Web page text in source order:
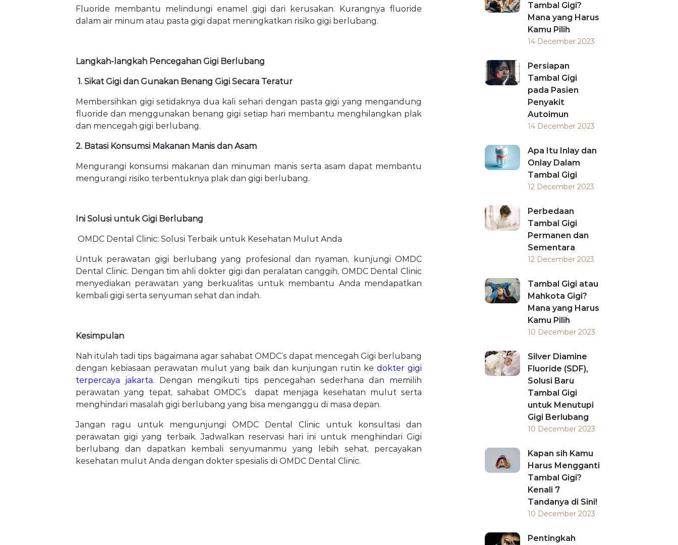
Fluoride membantu melindungi enamel gigi dari kerusakan. Kurangnya fluoride
dalam air minum atau pasta gigi dapat meningkatkan risiko gigi berlubang.
Langkah-langkah Pencegahan Gigi Berlubang
1. Sikat Gigi dan Gunakan Benang Gigi Secara Teratur
Membersihkan gigi setidaknya dua kali sehari dengan pasta gigi yang mengandung
fluoride dan menggunakan benang gigi setiap hari membantu menghilangkan plak
dan mencegah gigi berlubang.
2. Batasi Konsumsi Makanan Manis dan Asam
Mengurangi konsumsi makanan dan minuman manis serta asam dapat membantu
mengurangi risiko terbentuknya plak dan gigi berlubang.
Ini Solusi untuk Gigi Berlubang
OMDC Dental Clinic: Solusi Terbaik untuk Kesehatan Mulut Anda
Untuk perawatan gigi berlubang yang profesional dan nyaman, kunjungi OMDC
Dental Clinic. Dengan tim ahli dokter gigi dan peralatan canggih, OMDC Dental Clinic
menyediakan perawatan yang berkualitas untuk membantu Anda mendapatkan
kembali gigi serta senyuman sehat dan indah.
Kesimpulan
Nah itulah tadi tips bagaimana agar sahabat OMDC’s dapat mencegah Gigi berlubang
dengan kebiasaan perawatan mulut yang baik dan kunjungan rutin ke dokter gigi
terpercaya jakarta. Dengan mengikuti tips pencegahan sederhana dan memilih
perawatan yang tepat, sahabat OMDC’s
dapat menjaga kesehatan mulut serta
menghindari masalah gigi berlubang yang bisa menganggu di masa depan.
Jangan ragu untuk mengunjungi OMDC Dental Clinic untuk konsultasi dan
perawatan gigi yang terbaik. Jadwalkan reservasi hari ini untuk menghindari Gigi
berlubang dan dapatkan kembali senyumanmu yang lebih sehat, percayakan
kesehatan mulut Anda dengan dokter spesialis di OMDC Dental Clinic.
Tambal Gigi?
Mana yang Harus
Kamu Pilih
14 December 2023
Persiapan
Tambal Gigi
pada Pasien
Penyakit
Autoimun
14 December 2023
Apa Itu Inlay dan
Onlay Dalam
Tambal Gigi
12 December 2023
Perbedaan
Tambal Gigi
Permanen dan
Sementara
12 December 2023
Tambal Gigi atau
Mahkota Gigi?
Mana yang Harus
Kamu Pilih
10 December 2023
Silver Diamine
Fluoride (SDF),
Solusi Baru
Tambal Gigi
untuk Menutupi
Gigi Berlubang
10 December 2023
Kapan sih Kamu
Harus Mengganti
Tambal Gigi?
Kenali 7
Tandanya di Sini!
10 December 2023
Pentingkah